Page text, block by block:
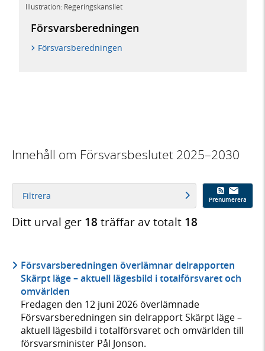
Illustration: Regeringskansliet
Försvars­beredningen
Försvarsberedningen
Innehåll om Försvarsbeslutet 2025–2030
Filtrera Prenumerera
Ditt urval ger 18 träffar av totalt 18
Försvarsberedningen överlämnar delrapporten
Skärpt läge – aktuell lägesbild i totalförsvaret och
omvärlden
Fredagen den 12 juni 2026 överlämnade
Försvarsberedningen sin delrapport Skärpt läge –
aktuell lägesbild i totalförsvaret och omvärlden till
försvarsminister Pål Jonson.